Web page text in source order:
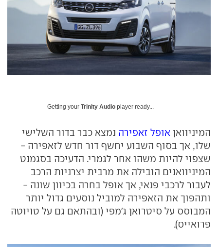
Getting your Trinity Audio player ready...
המיניוואן אופל זאפירה נמצא כבר בדור השלישי
שלו, אך בסוף השבוע יחשף דור חדש לזאפירה -
שצפוי להיות משהו אחר לגמרי. הדעיכה בסגמנט
המיניוואנים הובילה את מרבית יצרניות הרכב
לעבור לרכבי פנאי, אך אופל בחרה בכיוון שונה -
ותהפוך את הזאפירה למוביל נוסעים גדול יותר
המבוסס על סיטרואן ג'מפי (ובהתאם גם על טויוטה
פרואייס).